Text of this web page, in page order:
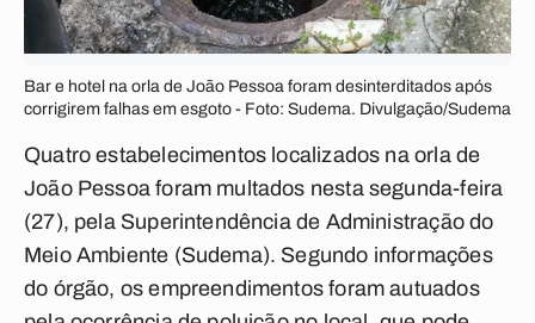
Bar e hotel na orla de João Pessoa foram desinterditados após
corrigirem falhas em esgoto - Foto: Sudema. Divulgação/Sudema
Quatro estabelecimentos localizados na orla de
João Pessoa foram multados nesta segunda-feira
(27), pela Superintendência de Administração do
Meio Ambiente (Sudema). Segundo informações
do órgão, os empreendimentos foram autuados